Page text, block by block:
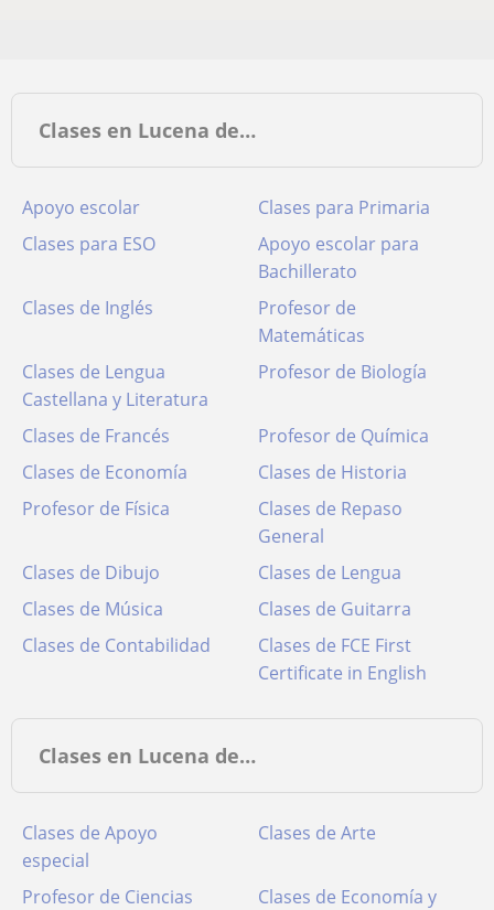
Clases en Lucena de…
Apoyo escolar
Clases para Primaria
Clases para ESO
Apoyo escolar para
Bachillerato
Clases de Inglés
Profesor de
Matemáticas
Clases de Lengua
Castellana y Literatura
Profesor de Biología
Clases de Francés
Profesor de Química
Clases de Economía
Clases de Historia
Profesor de Física
Clases de Repaso
General
Clases de Dibujo
Clases de Lengua
Clases de Música
Clases de Guitarra
Clases de Contabilidad
Clases de FCE First
Certificate in English
Clases en Lucena de…
Clases de Apoyo
especial
Clases de Arte
Profesor de Ciencias
Clases de Economía y